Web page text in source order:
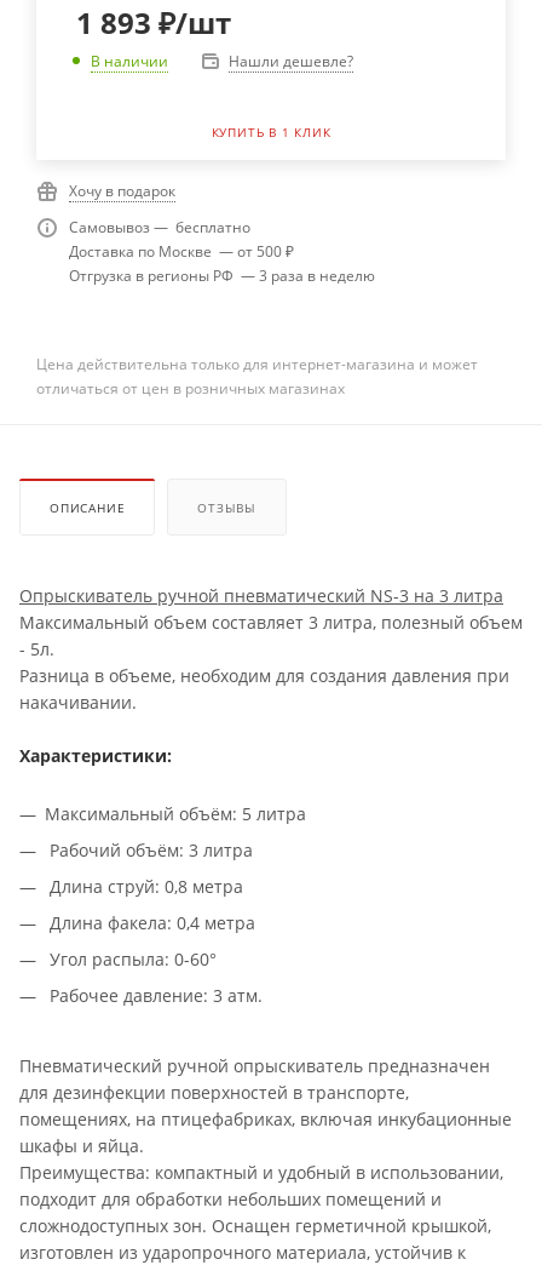
1 893 ₽/шт
В наличии Нашли дешевле?
КУПИТЬ В 1 КЛИК
Хочу в подарок
Самовывоз — бесплатно
Доставка по Москве — от 500 ₽
Отгрузка в регионы РФ — 3 раза в неделю
Цена действительна только для интернет-магазина и может
отличаться от цен в розничных магазинах
ОПИСАНИЕ ОТЗЫВЫ
Опрыскиватель ручной пневматический NS-3 на 3 литра
Максимальный объем составляет 3 литра, полезный объем
- 5л.
Разница в объеме, необходим для создания давления при
накачивании.
Характеристики:
Максимальный объём: 5 литра
Рабочий объём: 3 литра
Длина струй: 0,8 метра
Длина факела: 0,4 метра
Угол распыла: 0-60°
Рабочее давление: 3 атм.
Пневматический ручной опрыскиватель предназначен
для дезинфекции поверхностей в транспорте,
помещениях, на птицефабриках, включая инкубационные
шкафы и яйца.
Преимущества: компактный и удобный в использовании,
подходит для обработки небольших помещений и
сложнодоступных зон. Оснащен герметичной крышкой,
изготовлен из ударопрочного материала, устойчив к